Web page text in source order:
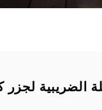
الضريبية لجزر